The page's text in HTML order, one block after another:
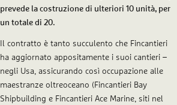
prevede la costruzione di ulteriori 10 unità, per
un totale di 20.
Il contratto è tanto succulento che Fincantieri
ha aggiornato appositamente i suoi cantieri –
negli Usa, assicurando così occupazione alle
maestranze oltreoceano (Fincantieri Bay
Shipbuilding e Fincantieri Ace Marine, siti nel